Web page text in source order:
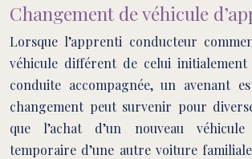
Changement de véhicule
Lorsque l’apprenti conducteur
véhicule différent de celui
conduite accompagnée, un avenant
changement peut survenir pour
que l’achat d’un nouveau
temporaire d’une autre voiture